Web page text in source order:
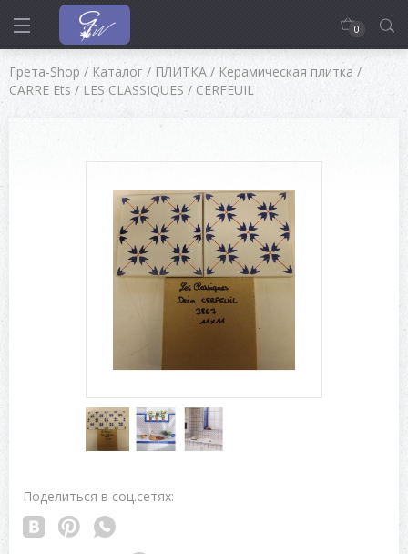
0
Грета-Shop / Каталог / ПЛИТКА / Керамическая плитка /
CARRE Ets / LES CLASSIQUES / CERFEUIL
Поделиться в соц.сетях: